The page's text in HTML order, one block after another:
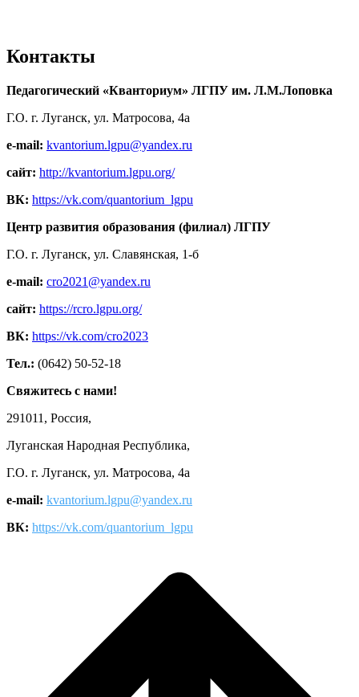
Контакты
Педагогический «Кванториум» ЛГПУ им. Л.М.Лоповка
Г.О. г. Луганск, ул. Матросова, 4а
e-mail: kvantorium.lgpu@yandex.ru
сайт: http://kvantorium.lgpu.org/
ВК: https://vk.com/quantorium_lgpu
Центр развития образования (филиал) ЛГПУ
Г.О. г. Луганск, ул. Славянская, 1-б
e-mail: cro2021@yandex.ru
сайт: https://rcro.lgpu.org/
ВК: https://vk.com/cro2023
Тел.: (0642) 50-52-18
Свяжитесь с нами!
291011, Россия,
Луганская Народная Республика,
Г.О. г. Луганск, ул. Матросова, 4а
e-mail: kvantorium.lgpu@yandex.ru
ВК: https://vk.com/quantorium_lgpu